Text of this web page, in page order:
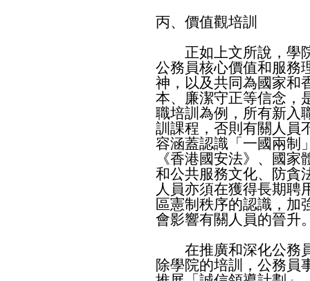
丙、價值觀培訓
正如上文所說，學院
公務員核心價值和服務
神，以及共同為國家和
本、廉潔守正等信念，
職培訓為例，所有新入
訓課程，否則有關人員
容涵蓋認識「一國兩制
《香港國安法》、國
和公共服務文化、防貪
人員亦須在獲得長期聘
區憲制秩序的認識，加
會影響有關人員的晉升
在推廣和深化公務員
除學院的培訓，公務員